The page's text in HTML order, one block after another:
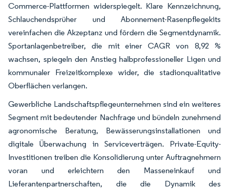
Commerce-Plattformen widerspiegelt. Klare Kennzeichnung,
Schlauchendsprüher und Abonnement-Rasenpflegekits
vereinfachen die Akzeptanz und fördern die Segmentdynamik.
Sportanlagenbetreiber, die mit einer CAGR von 8,92 %
wachsen, spiegeln den Anstieg halbprofessioneller Ligen und
kommunaler Freizeitkomplexe wider, die stadionqualitative
Oberflächen verlangen.
Gewerbliche Landschaftspflegeunternehmen sind ein weiteres
Segment mit bedeutender Nachfrage und bündeln zunehmend
agronomische Beratung, Bewässerungsinstallationen und
digitale Überwachung in Serviceverträgen. Private-Equity-
Investitionen treiben die Konsolidierung unter Auftragnehmern
voran und erleichtern den Masseneinkauf und
Lieferantenpartnerschaften, die die Dynamik des